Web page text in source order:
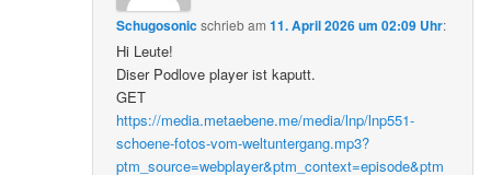
Schugosonicschriebam11. April 2026 um 02:09 Uhr:
Hi Leute!
Diser Podlove player ist kaputt.
GET
https://media.metaebene.me/media/lnp/lnp551-
schoene-fotos-vom-weltuntergang.mp3?
ptm_source=webplayer&ptm_context=episode&ptm